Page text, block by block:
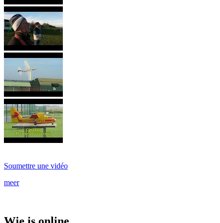
Soumettre une vidéo
meer